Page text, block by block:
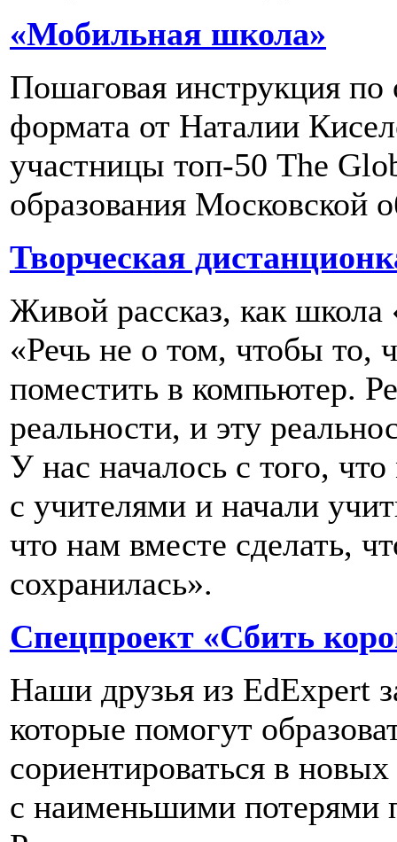
«Мобильная школа»
Пошаговая инструкция по
формата от Наталии
участницы топ-50 The
образования Московской
Творческая
Живой рассказ, как
«Речь не о том, чтобы то,
поместить в компьютер.
реальности, и эту
У нас началось с того,
с учителями и начали
что нам вместе сделать,
сохранилась».
Спецпроект «Сбить
Наши друзья из EdExpert
которые помогут
сориентироваться в
с наименьшими потерями